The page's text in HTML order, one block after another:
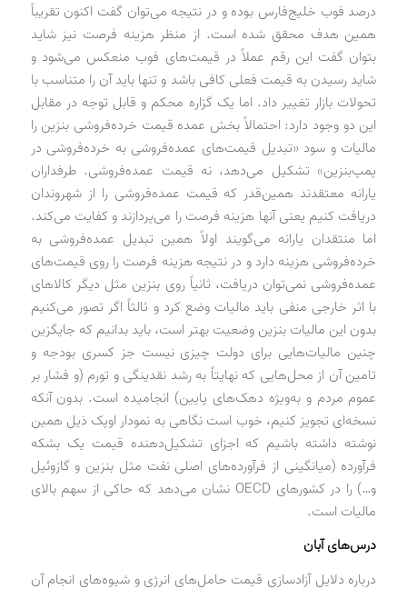
درصد فوب خلیج‌فارس بوده و در نتیجه می‌توان گفت اکنون تقریباً
همین هدف محقق شده است. از منظر هزینه فرصت نیز شاید
بتوان گفت این رقم عملاً در قیمت‌های فوب منعکس می‌شود و
شاید رسیدن به قیمت فعلی کافی باشد و تنها باید آن را متناسب با
تحولات بازار تغییر داد. اما یک گزاره محکم و قابل ‌توجه در مقابل
این دو وجود دارد: احتمالاً بخش عمده قیمت خرده‌فروشی بنزین را
مالیات و سود «تبدیل قیمت‌های عمده‌فروشی به خرده‌فروشی در
پمپ‌بنزین» تشکیل می‌دهد، نه قیمت عمده‌فروشی. طرفداران
یارانه معتقدند همین‌قدر که قیمت عمده‌فروشی را از شهروندان
دریافت کنیم یعنی آنها هزینه فرصت را می‌پردازند و کفایت می‌کند.
اما منتقدان یارانه می‌گویند اولاً همین تبدیل عمده‌فروشی به
خرده‌فروشی هزینه دارد و در نتیجه هزینه فرصت را روی قیمت‌های
عمده‌فروشی نمی‌توان دریافت، ثانیاً روی بنزین مثل دیگر کالاهای
با اثر خارجی منفی باید مالیات وضع کرد و ثالثاً اگر تصور می‌کنیم
بدون این مالیات بنزین وضعیت بهتر است، باید بدانیم که جایگزین
چنین مالیات‌هایی برای دولت چیزی نیست جز کسری بودجه و
تامین آن از محل‌هایی که نهایتاً به رشد نقدینگی و تورم (و فشار بر
عموم مردم و به‌ویژه دهک‌های پایین) انجامیده است. بدون آنکه
نسخه‌ای تجویز کنیم، خوب است نگاهی به نمودار اوپک ذیل همین
نوشته داشته باشیم که اجزای تشکیل‌دهنده قیمت یک بشکه
فرآورده (میانگینی از فرآورده‌های اصلی نفت مثل بنزین و گازوئیل
و…) را در کشورهای OECD نشان می‌دهد که حاکی از سهم بالای
مالیات است.
درس‌های آبان
درباره دلایل آزادسازی قیمت حامل‌های انرژی و شیوه‌های انجام آن